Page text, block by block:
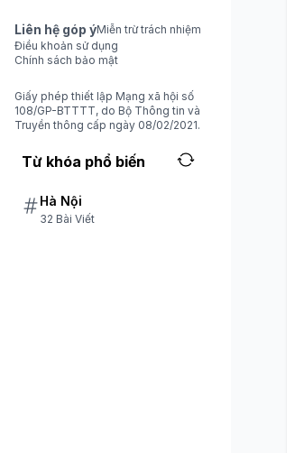
Liên hệ góp ýMiễn trừ trách nhiệm
Điều khoản sử dụng
Chính sách bảo mật
Giấy phép thiết lập Mạng xã hội số
108/GP-BTTTT, do Bộ Thông tin và
Truyền thông cấp ngày 08/02/2021.
Từ khóa phổ biến
Hà Nội
32 Bài Viết